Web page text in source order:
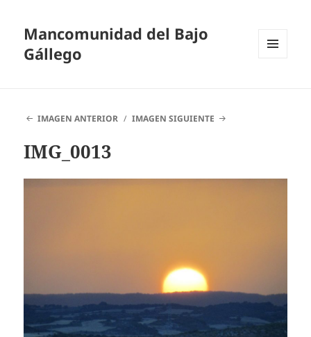
Mancomunidad del Bajo
Gállego
IMAGEN ANTERIOR IMAGEN SIGUIENTE
IMG_0013